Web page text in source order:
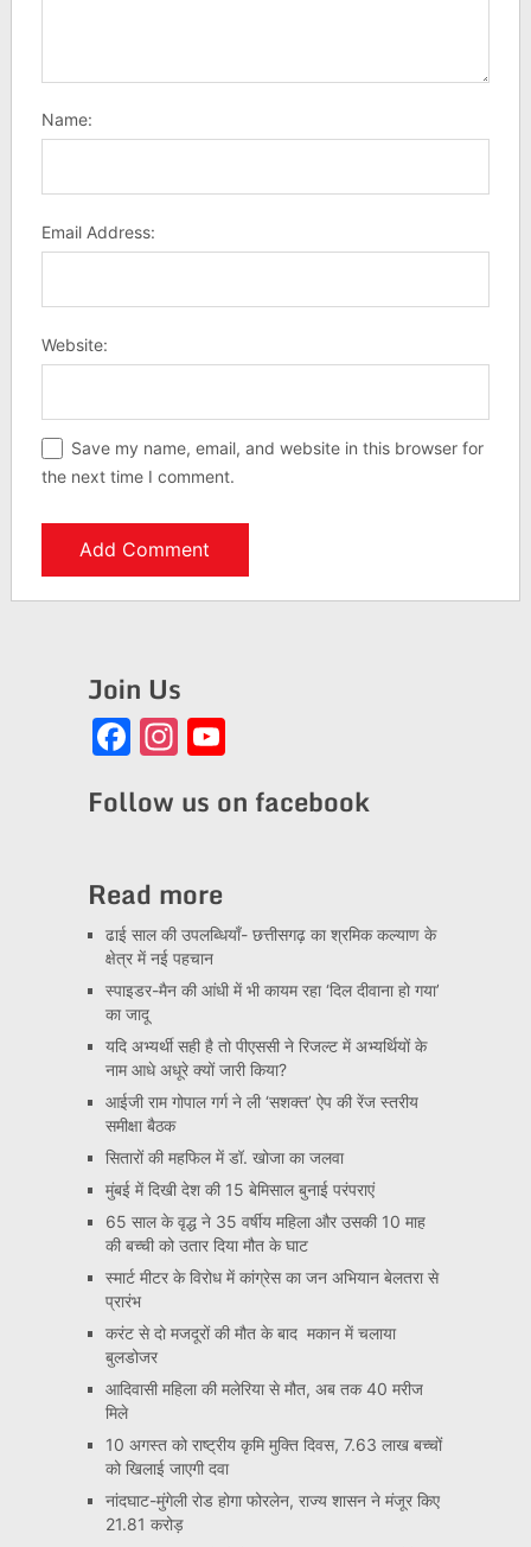
Name:
Email Address:
Website:
Save my name, email, and website in this browser for
the next time I comment.
Join Us
Facebook
Instagram
YouTube
Follow us on facebook
Read more
ढाई साल की उपलब्धियाँ- छत्तीसगढ़ का श्रमिक कल्याण के
क्षेत्र में नई पहचान
स्पाइडर-मैन की आंधी में भी कायम रहा ‘दिल दीवाना हो गया’
का जादू
यदि अभ्यर्थी सही है तो पीएससी ने रिजल्ट में अभ्यर्थियों के
नाम आधे अधूरे क्यों जारी किया?
आईजी राम गोपाल गर्ग ने ली ‘सशक्त’ ऐप की रेंज स्तरीय
समीक्षा बैठक
सितारों की महफिल में डॉ. खोजा का जलवा
मुंबई में दिखी देश की 15 बेमिसाल बुनाई परंपराएं
65 साल के वृद्ध ने 35 वर्षीय महिला और उसकी 10 माह
की बच्ची को उतार दिया मौत के घाट
स्मार्ट मीटर के विरोध में कांग्रेस का जन अभियान बेलतरा से
प्रारंभ
करंट से दो मजदूरों की मौत के बाद मकान में चलाया
बुलडोजर
आदिवासी महिला की मलेरिया से मौत, अब तक 40 मरीज
मिले
10 अगस्त को राष्ट्रीय कृमि मुक्ति दिवस, 7.63 लाख बच्चों
को खिलाई जाएगी दवा
नांदघाट-मुंगेली रोड होगा फोरलेन, राज्य शासन ने मंजूर किए
21.81 करोड़